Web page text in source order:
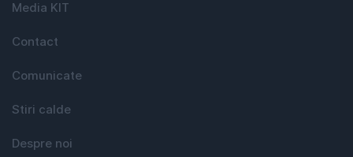
Media KIT
Contact
Comunicate
Stiri calde
Despre noi